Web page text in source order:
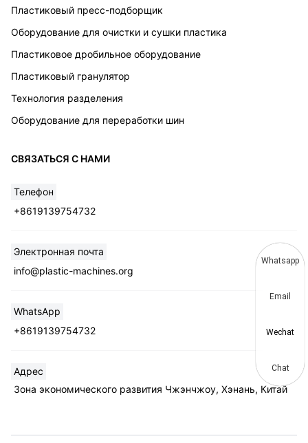
Пластиковый пресс-подборщик
Оборудование для очистки и сушки пластика
Пластиковое дробильное оборудование
Пластиковый гранулятор
Технология разделения
Оборудование для переработки шин
СВЯЗАТЬСЯ С НАМИ
Телефон
+8619139754732
Электронная почта
info@plastic-machines.org
WhatsApp
+8619139754732
Адрес
Зона экономического развития Чжэнчжоу, Хэнань, Китай
Whatsapp
Email
Wechat
Chat